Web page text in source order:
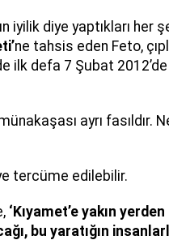
iyilik diye yaptıkları her
ne tahsis eden Feto,
ilk defa 7 Şubat
ayrı fasıldır.
tercüme edilebilir.
‘Kıyamet’e yakın yerden
bu yaratığın